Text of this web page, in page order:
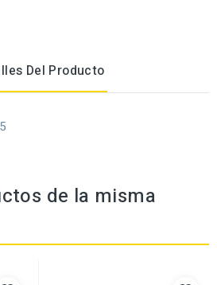
Del Producto
de la misma